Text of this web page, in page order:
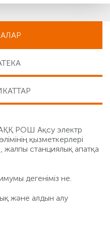
РОШ Ақсу электр
қызметкерлері
жалпы станциялық апатқа
дегеніміз не.
және алдын алу